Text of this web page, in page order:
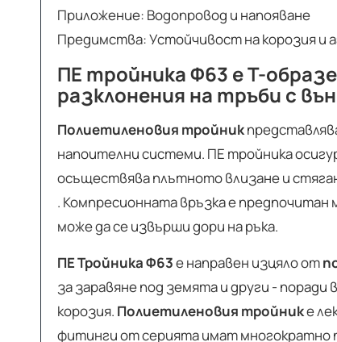
Приложение: Водопровод и напояване
Предимства: Устойчивост на корозия и
ПЕ тройника Ф63 е Т-
разклонения на тръби с
Полиетиленовия тройник
напоителни системи. ПЕ тройника
осъществява плътното влизане и
. Компресионната връзка е
може да се извърши дори на ръка.
ПЕ Тройника Ф63е направен изцяло от
за заравяне под земята и други -
корозия. Полиетиленовия тройнике
фитинги от серията имат многократно